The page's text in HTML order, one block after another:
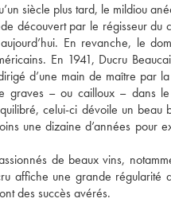
siècle plus tard, le mildiou
découvert par le régisseur du
En revanche, le
En 1941, Ducru
d’une main de maître par
graves – ou cailloux – dans
celui-ci dévoile un beau
une dizaine d’années pour
de beaux vins,
affiche une grande régularité
des succès avérés.